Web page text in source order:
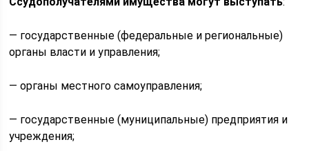
— государственные (федеральные и региональные)
органы власти и управления;
— органы местного самоуправления;
— государственные (муниципальные) предприятия и
учреждения;